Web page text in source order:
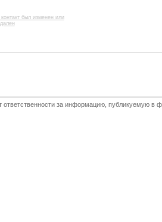
был изменен или
ответственности за информацию, публикуемую